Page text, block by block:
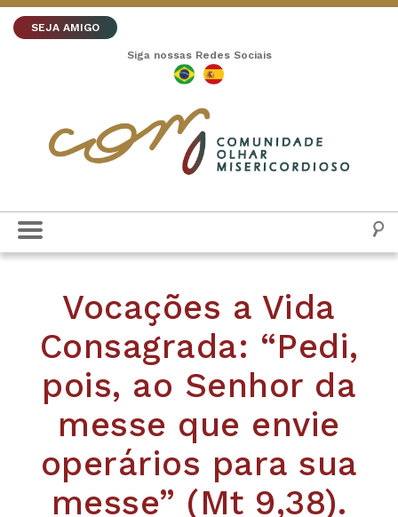
SEJA AMIGO
Siga nossas Redes Sociais
Vocações a Vida
Consagrada: “Pedi,
pois, ao Senhor da
messe que envie
operários para sua
messe” (Mt 9,38).